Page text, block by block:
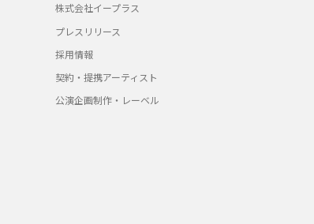
株式会社イープラス
プレスリリース
採用情報
契約・提携アーティスト
公演企画制作・レーベル